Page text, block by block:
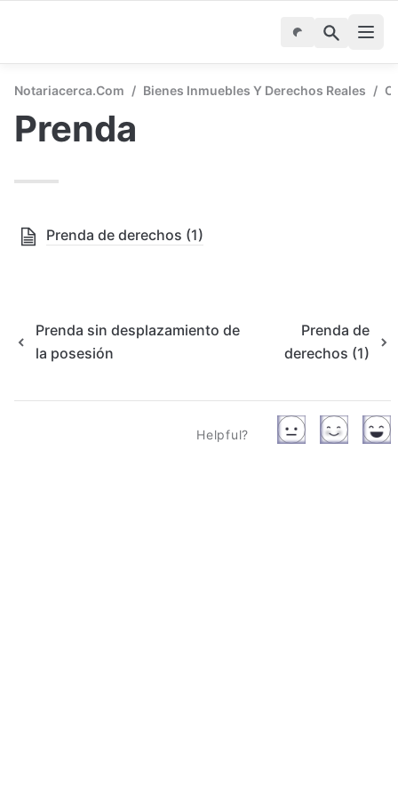
Notariacerca.com / Bienes Inmuebles Y Derechos Reales /
Prenda
Prenda de derechos (1)
Prenda sin desplazamiento de
la posesión
Prenda de
derechos (1)
Helpful?